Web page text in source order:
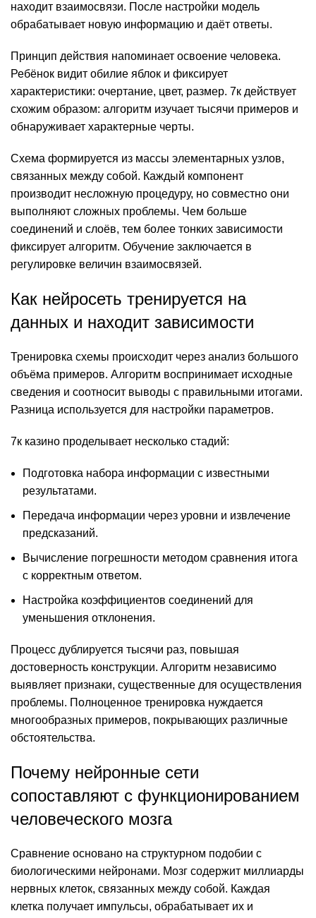
находит взаимосвязи. После настройки модель
обрабатывает новую информацию и даёт ответы.
Принцип действия напоминает освоение человека.
Ребёнок видит обилие яблок и фиксирует
характеристики: очертание, цвет, размер. 7к действует
схожим образом: алгоритм изучает тысячи примеров и
обнаруживает характерные черты.
Схема формируется из массы элементарных узлов,
связанных между собой. Каждый компонент
производит несложную процедуру, но совместно они
выполняют сложных проблемы. Чем больше
соединений и слоёв, тем более тонких зависимости
фиксирует алгоритм. Обучение заключается в
регулировке величин взаимосвязей.
Как нейросеть тренируется на
данных и находит зависимости
Тренировка схемы происходит через анализ большого
объёма примеров. Алгоритм воспринимает исходные
сведения и соотносит выводы с правильными итогами.
Разница используется для настройки параметров.
7к казино проделывает несколько стадий:
Подготовка набора информации с известными
результатами.
Передача информации через уровни и извлечение
предсказаний.
Вычисление погрешности методом сравнения итога
с корректным ответом.
Настройка коэффициентов соединений для
уменьшения отклонения.
Процесс дублируется тысячи раз, повышая
достоверность конструкции. Алгоритм независимо
выявляет признаки, существенные для осуществления
проблемы. Полноценное тренировка нуждается
многообразных примеров, покрывающих различные
обстоятельства.
Почему нейронные сети
сопоставляют с функционированием
человеческого мозга
Сравнение основано на структурном подобии с
биологическими нейронами. Мозг содержит миллиарды
нервных клеток, связанных между собой. Каждая
клетка получает импульсы, обрабатывает их и